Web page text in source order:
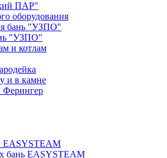
ПАР"
оборудования
бань "УЗПО"
"УЗПО"
и котлам
и в камне
Ферингер
EASYSTEAM
бань EASYSTEAM